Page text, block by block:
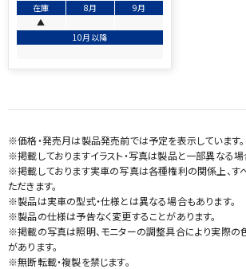
在庫
8月
9月
▲
10月以降
※価格・発売月は製品発売前では予定を表示しています。
※掲載しておりますイラスト・写真は製品と一部異なる場
※掲載しております実車の写真は各種権利の関係上、す
ただきます。
※製品は実車の型式・仕様とは異なる場合もあります。
※製品の仕様は予告なく変更することがあります。
※掲載の写真は照明、モニターの調整具合により実際の
があります。
※無断転載・複製を禁じます。